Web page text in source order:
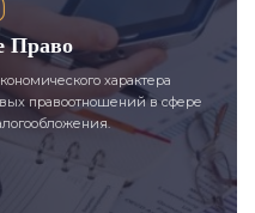
Право
характера
правоотношений в сфере